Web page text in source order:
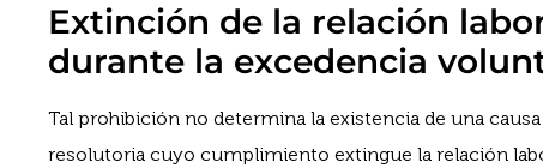
Extinción de la relación
durante la excedencia
Tal prohibición no determina la existencia de una causa
resolutoria cuyo cumplimiento extingue la relación